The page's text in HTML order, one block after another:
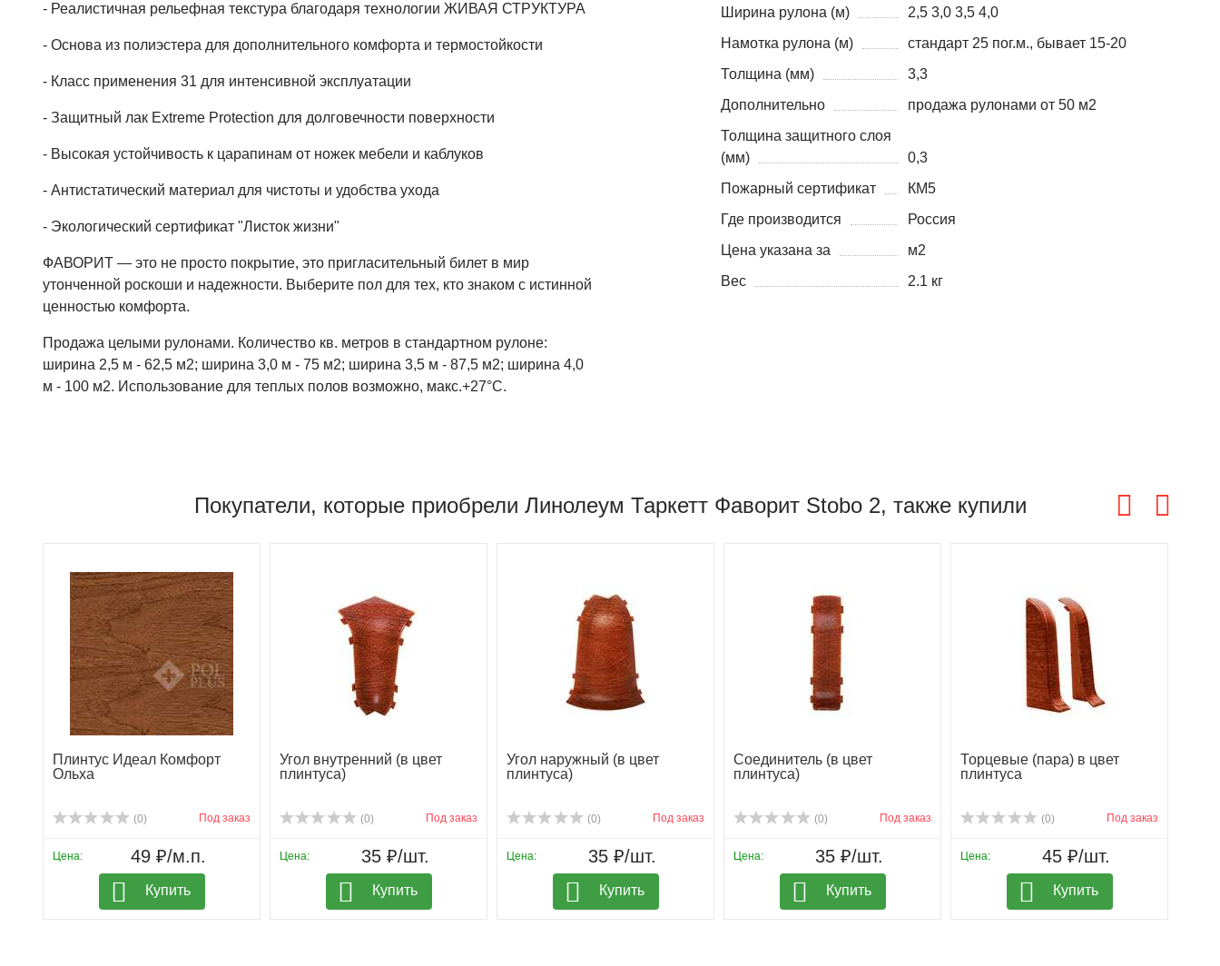
- Реалистичная рельефная текстура благодаря технологии ЖИВАЯ СТРУКТУРА
- Основа из полиэстера для дополнительного комфорта и термостойкости
- Класс применения 31 для интенсивной эксплуатации
- Защитный лак Extreme Protection для долговечности поверхности
- Высокая устойчивость к царапинам от ножек мебели и каблуков
- Антистатический материал для чистоты и удобства ухода
- Экологический сертификат "Листок жизни"
ФАВОРИТ — это не просто покрытие, это пригласительный билет в мир
утонченной роскоши и надежности. Выберите пол для тех, кто знаком с истинной
ценностью комфорта.
Продажа целыми рулонами. Количество кв. метров в стандартном рулоне:
ширина 2,5 м - 62,5 м2; ширина 3,0 м - 75 м2; ширина 3,5 м - 87,5 м2; ширина 4,0
м - 100 м2. Использование для теплых полов возможно, макс.+27°С.
Ширина рулона (м)
2,5 3,0 3,5 4,0
Намотка рулона (м)
стандарт 25 пог.м., бывает 15-20
Толщина (мм)
3,3
Дополнительно
продажа рулонами от 50 м2
Толщина защитного слоя
(мм)
0,3
Пожарный сертификат
КМ5
Где производится
Россия
Цена указана за
м2
Вес
2.1 кг
Покупатели, которые приобрели Линолеум Таркетт Фаворит Stobo 2, также купили
Плинтус Идеал Комфорт
Ольха
(0) Под заказ
Цена: 49 ₽/м.п.
Купить
Угол внутренний (в цвет
плинтуса)
(0) Под заказ
Цена: 35 ₽/шт.
Купить
Угол наружный (в цвет
плинтуса)
(0) Под заказ
Цена: 35 ₽/шт.
Купить
Соединитель (в цвет
плинтуса)
(0) Под заказ
Цена: 35 ₽/шт.
Купить
Торцевые (пара) в цвет
плинтуса
(0) Под заказ
Цена: 45 ₽/шт.
Купить